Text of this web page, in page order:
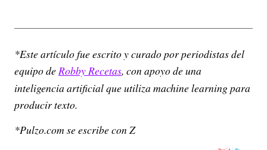
*Este artículo fue escrito y curado por periodistas del
equipo deRobby Recetas, con apoyo de una
inteligencia artificial que utiliza machine learning para
producir texto.
*Pulzo.com se escribe con Z